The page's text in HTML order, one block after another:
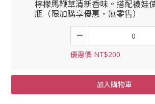
檸檬馬鞭草清新香味。搭配襪娃
瓶（限加購享優惠，無零售）
優惠價 NT$200
加入購物車